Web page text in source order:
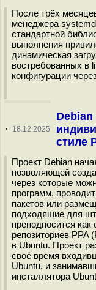
После трёх
менеджера
стандартной
выполнения
динамическая
востребованных в
конфигурации
· 18.12.2025
Debian
стиле
Проект Debian
позволяющей
через которые
программ,
пакетов или
подходящие для
преподносится
репозиториев PPA
в Ubuntu. Проект
своё время
Ubuntu, и
инсталлятора